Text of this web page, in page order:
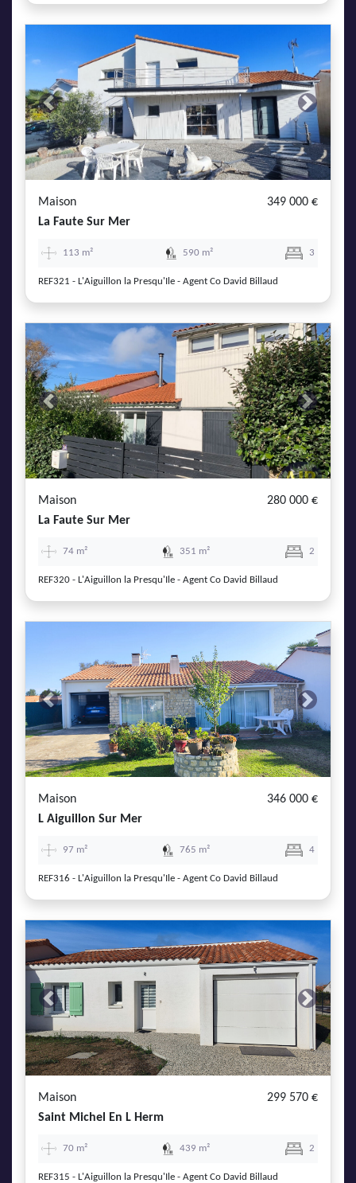
Previous Next
Maison
349 000 €
La Faute Sur Mer
113 m² 590 m² 3
REF321 - L'Aiguillon la Presqu'Ile - Agent Co David Billaud
Previous Next
Maison
280 000 €
La Faute Sur Mer
74 m² 351 m² 2
REF320 - L'Aiguillon la Presqu'Ile - Agent Co David Billaud
Previous Next
Maison
346 000 €
L Aiguillon Sur Mer
97 m² 765 m² 4
REF316 - L'Aiguillon la Presqu'Ile - Agent Co David Billaud
Previous Next
Maison
299 570 €
Saint Michel En L Herm
70 m² 439 m² 2
REF315 - L'Aiguillon la Presqu'Ile - Agent Co David Billaud